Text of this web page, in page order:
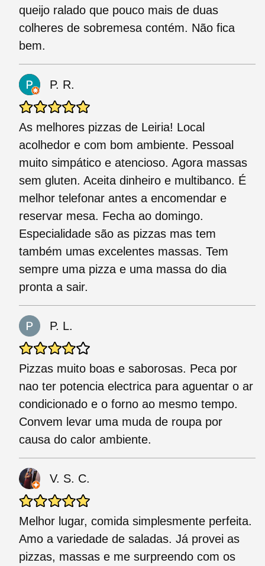
queijo ralado que pouco mais de duas
colheres de sobremesa contém. Não fica
bem.
P. R.
As melhores pizzas de Leiria! Local
acolhedor e com bom ambiente. Pessoal
muito simpático e atencioso. Agora massas
sem gluten. Aceita dinheiro e multibanco. É
melhor telefonar antes a encomendar e
reservar mesa. Fecha ao domingo.
Especialidade são as pizzas mas tem
também umas excelentes massas. Tem
sempre uma pizza e uma massa do dia
pronta a sair.
P. L.
Pizzas muito boas e saborosas. Peca por
nao ter potencia electrica para aguentar o ar
condicionado e o forno ao mesmo tempo.
Convem levar uma muda de roupa por
causa do calor ambiente.
V. S. C.
Melhor lugar, comida simplesmente perfeita.
Amo a variedade de saladas. Já provei as
pizzas, massas e me surpreendo com os